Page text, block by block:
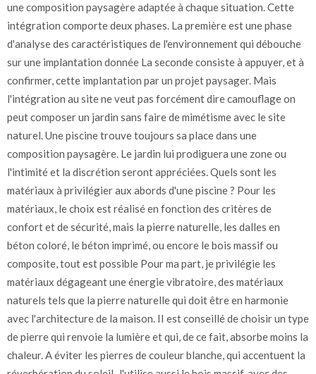
une composition paysagère adaptée à chaque situation. Cette
intégration comporte deux phases. La première est une phase
d'analyse des caractéristiques de l'environnement qui débouche
sur une implantation donnée La seconde consiste à appuyer, et à
confirmer, cette implantation par un projet paysager. Mais
l'intégration au site ne veut pas forcément dire camouflage on
peut composer un jardin sans faire de mimétisme avec le site
naturel. Une piscine trouve toujours sa place dans une
composition paysagère. Le jardin lui prodiguera une zone ou
l'intimité et la discrétion seront appréciées. Quels sont les
matériaux à privilégier aux abords d'une piscine ? Pour les
matériaux, le choix est réalisé en fonction des critères de
confort et de sécurité, mais la pierre naturelle, les dalles en
béton coloré, le béton imprimé, ou encore le bois massif ou
composite, tout est possible Pour ma part, je privilégie les
matériaux dégageant une énergie vibratoire, des matériaux
naturels tels que la pierre naturelle qui doit être en harmonie
avec l'architecture de la maison. II est conseillé de choisir un type
de pierre qui renvoie la lumière et qui, de ce fait, absorbe moins la
chaleur. A éviter les pierres de couleur blanche, qui accentuent la